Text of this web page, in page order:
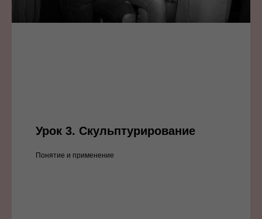
Урок 3. Скульптурирование
Понятие и применение